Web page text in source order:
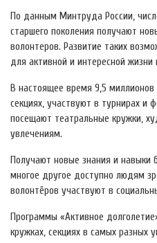
По данным Минтруда России,
старшего поколения получают
волонтеров. Развитие таких
для активной и интересной жизни
В настоящее время 9,5 миллионов
секциях, участвуют в турнирах и
посещают театральные кружки,
увлечениям.
Получают новые знания и навыки
многое другое доступно людям
волонтёров участвуют в
Программы «Активное
кружках, секциях в самых разных